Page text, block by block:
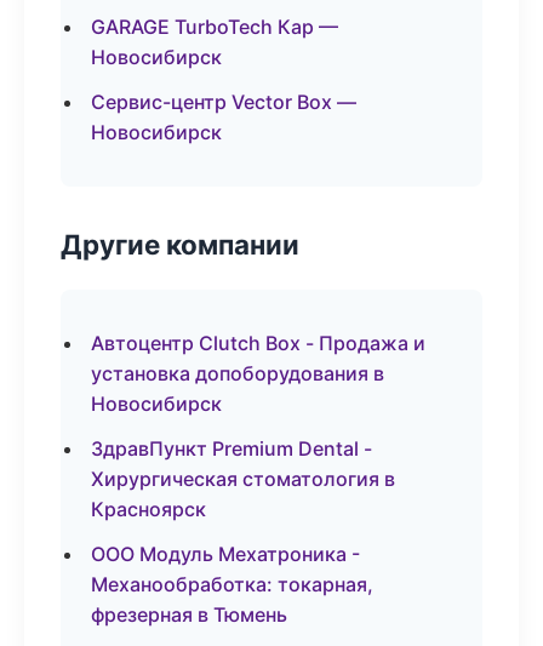
GARAGE TurboTech Кар —
Новосибирск
Сервис-центр Vector Box —
Новосибирск
Другие компании
Автоцентр Clutch Box - Продажа и
установка допоборудования в
Новосибирск
ЗдравПункт Premium Dental -
Хирургическая стоматология в
Красноярск
ООО Модуль Мехатроника -
Механообработка: токарная,
фрезерная в Тюмень